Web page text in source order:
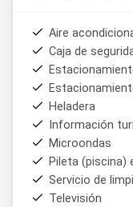
Aire
Caja de
Heladera
Información
Microondas
Pileta (piscina)
Servicio de
Televisión